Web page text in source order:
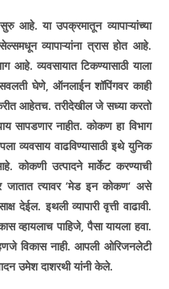
या उपक्रमातून व्यापाऱ्यांच्या
व्यापाऱ्यांना त्रास होत आहे.
आहे. व्यवसायात टिकण्यासाठी याला
घेणे, ऑनलाईन शॉपिंगवर काही
आहेतच. तरीदेखील जे सध्या करतो
सापडणार नाहीत. कोकण हा विभाग
व्यवसाय वाढविण्यासाठी इथे युनिक
कोकणी उत्पादने मार्केट करण्याची
त्यावर ‘मेड इन कोकण‘ असे
देईल. इथली व्यापारी वृत्ती वाढावी.
व्हायलाच पाहिजे, पैसा यायला हवा.
विकास नाही. आपली ओरिजनलेटी
उमेश दाशरथी यांनी केले.